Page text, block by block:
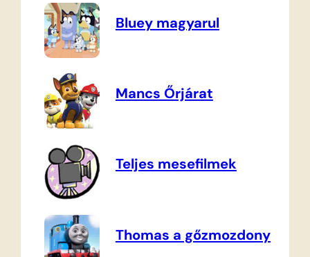
Bluey magyarul
Mancs Őrjárat
Teljes mesefilmek
Thomas a gőzmozdony